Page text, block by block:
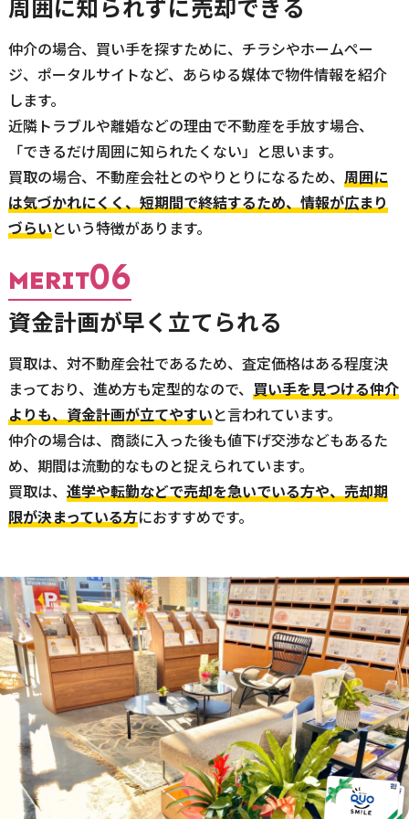
仲介の場合、買い手を探すために、チラシやホームペー
ジ、ポータルサイトなど、あらゆる媒体で物件情報を紹介
します。
近隣トラブルや離婚などの理由で不動産を手放す場合、
「できるだけ周囲に知られたくない」と思います。
買取の場合、不動産会社とのやりとりになるため、 周囲に
は気づかれにくく、短期間で終結するため、情報が広まり
づらいという特徴があります。
MERIT06
資金計画が早く立てられる
買取は、対不動産会社であるため、査定価格はある程度決
まっており、進め方も定型的なので、 買い手を見つける仲介
よりも、資金計画が立てやすいと言われています。
仲介の場合は、商談に入った後も値下げ交渉などもあるた
め、期間は流動的なものと捉えられています。
買取は、 進学や転勤などで売却を急いでいる方や、売却期
限が決まっている方におすすめです。